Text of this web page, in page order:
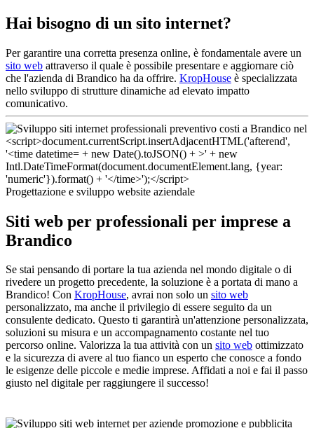
Hai bisogno di un sito internet?
Per garantire una corretta presenza online, è fondamentale avere un
sito web attraverso il quale è possibile presentare e aggiornare ciò
che l'azienda di Brandico ha da offrire. KropHouse è specializzata
nello sviluppo di strutture dinamiche ad elevato impatto
comunicativo.
Progettazione e sviluppo website aziendale
Siti web per professionali per imprese a
Brandico
Se stai pensando di portare la tua azienda nel mondo digitale o di
rivedere un progetto precedente, la soluzione è a portata di mano a
Brandico! Con KropHouse, avrai non solo un sito web
personalizzato, ma anche il privilegio di essere seguito da un
consulente dedicato. Questo ti garantirà un'attenzione personalizzata,
soluzioni su misura e un accompagnamento costante nel tuo
percorso online. Valorizza la tua attività con un sito web ottimizzato
e la sicurezza di avere al tuo fianco un esperto che conosce a fondo
le esigenze delle piccole e medie imprese. Affidati a noi e fai il passo
giusto nel digitale per raggiungere il successo!